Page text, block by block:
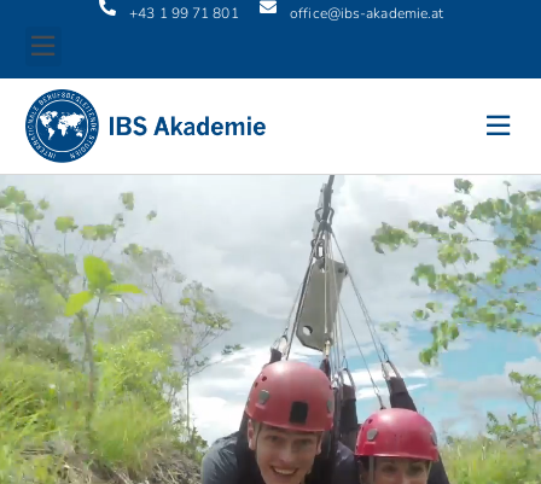
+43 1 99 71 801 office@ibs-akademie.at